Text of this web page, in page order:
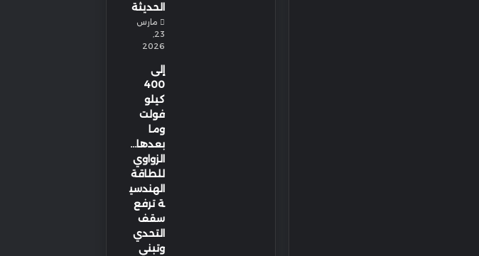
الحديثة
مارس
23,
2026
إلى
400
كيلو
فولت
وما
بعدها…
الزواوي
للطاقة
الهندسي
ة ترفع
سقف
التحدي
وتبني